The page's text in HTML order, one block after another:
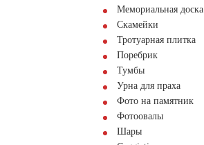
Мемориальная доска
Скамейки
Тротуарная плитка
Поребрик
Тумбы
Урна для праха
Фото на памятник
Фотоовалы
Шары